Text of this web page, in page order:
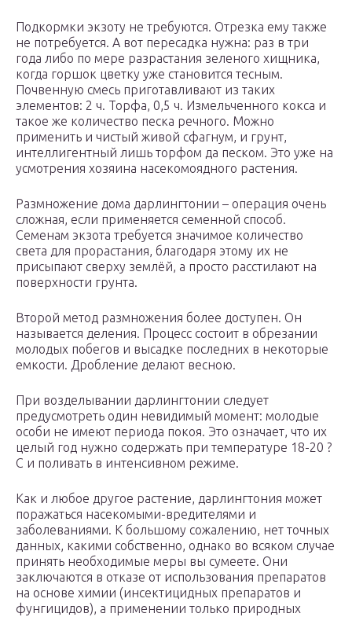
Подкормки экзоту не требуются. Отрезка ему также
не потребуется. А вот пересадка нужна: раз в три
года либо по мере разрастания зеленого хищника,
когда горшок цветку уже становится тесным.
Почвенную смесь приготавливают из таких
элементов: 2 ч. Торфа, 0,5 ч. Измельченного кокса и
такое же количество песка речного. Можно
применить и чистый живой сфагнум, и грунт,
интеллигентный лишь торфом да песком. Это уже на
усмотрения хозяина насекомоядного растения.
Размножение дома дарлингтонии – операция очень
сложная, если применяется семенной способ.
Семенам экзота требуется значимое количество
света для прорастания, благодаря этому их не
присыпают сверху землёй, а просто расстилают на
поверхности грунта.
Второй метод размножения более доступен. Он
называется деления. Процесс состоит в обрезании
молодых побегов и высадке последних в некоторые
емкости. Дробление делают весною.
При возделывании дарлингтонии следует
предусмотреть один невидимый момент: молодые
особи не имеют периода покоя. Это означает, что их
целый год нужно содержать при температуре 18-20 ?
С и поливать в интенсивном режиме.
Как и любое другое растение, дарлингтония может
поражаться насекомыми-вредителями и
заболеваниями. К большому сожалению, нет точных
данных, какими собственно, однако во всяком случае
принять необходимые меры вы сумеете. Они
заключаются в отказе от использования препаратов
на основе химии (инсектицидных препаратов и
фунгицидов), а применении только природных